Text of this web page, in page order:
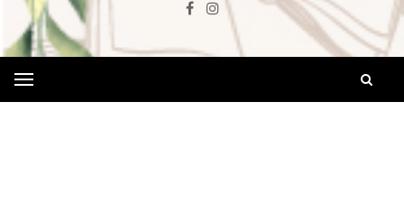
Facebook
Instagram